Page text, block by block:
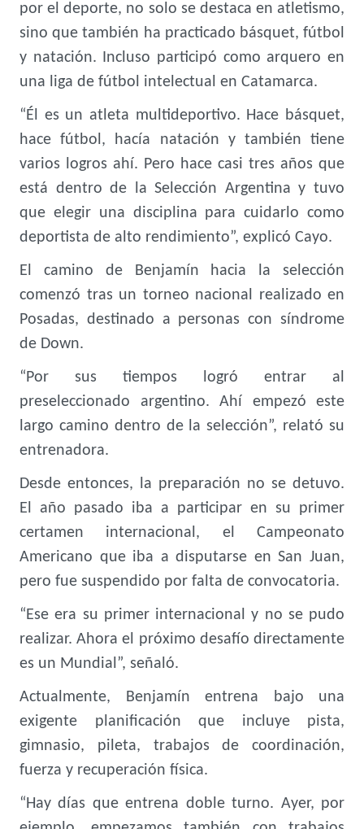
por el deporte, no solo se destaca en atletismo,
sino que también ha practicado básquet, fútbol
y natación. Incluso participó como arquero en
una liga de fútbol intelectual en Catamarca.
“Él es un atleta multideportivo. Hace básquet,
hace fútbol, hacía natación y también tiene
varios logros ahí. Pero hace casi tres años que
está dentro de la Selección Argentina y tuvo
que elegir una disciplina para cuidarlo como
deportista de alto rendimiento”, explicó Cayo.
El camino de Benjamín hacia la selección
comenzó tras un torneo nacional realizado en
Posadas, destinado a personas con síndrome
de Down.
“Por sus tiempos logró entrar al
preseleccionado argentino. Ahí empezó este
largo camino dentro de la selección”, relató su
entrenadora.
Desde entonces, la preparación no se detuvo.
El año pasado iba a participar en su primer
certamen internacional, el Campeonato
Americano que iba a disputarse en San Juan,
pero fue suspendido por falta de convocatoria.
“Ese era su primer internacional y no se pudo
realizar. Ahora el próximo desafío directamente
es un Mundial”, señaló.
Actualmente, Benjamín entrena bajo una
exigente planificación que incluye pista,
gimnasio, pileta, trabajos de coordinación,
fuerza y recuperación física.
“Hay días que entrena doble turno. Ayer, por